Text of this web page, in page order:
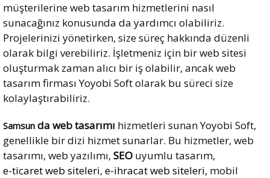
müşterilerine web tasarım hizmetlerini nasıl
sunacağınız konusunda da yardımcı olabiliriz.
Projelerinizi yönetirken, size süreç hakkında düzenli
olarak bilgi verebiliriz. İşletmeniz için bir web sitesi
oluşturmak zaman alıcı bir iş olabilir, ancak web
tasarım firması Yoyobi Soft olarak bu süreci size
kolaylaştırabiliriz.
Samsun da web tasarımı hizmetleri sunan Yoyobi Soft,
genellikle bir dizi hizmet sunarlar. Bu hizmetler, web
tasarımı, web yazılımı, SEO uyumlu tasarım,
e-ticaret web siteleri, e-ihracat web siteleri, mobil